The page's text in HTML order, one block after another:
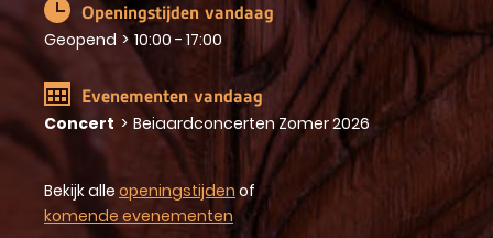
Openingstijden vandaag
Geopend > 10:00 - 17:00
Evenementen vandaag
Concert > Beiaardconcerten Zomer 2026
Bekijk alle openingstijden of
komende evenementen